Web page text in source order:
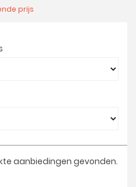
prijs
aanbiedingen gevonden.